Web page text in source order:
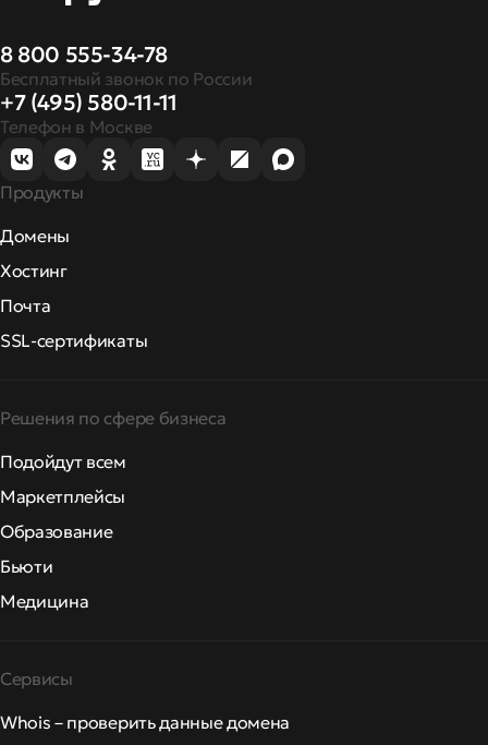
8 800 555-34-78
Бесплатный звонок по России
+7 (495) 580-11-11
Телефон в Москве
Продукты
Домены
Хостинг
Почта
SSL-сертификаты
Решения по сфере бизнеса
Подойдут всем
Маркетплейсы
Образование
Бьюти
Медицина
Сервисы
Whois – проверить данные домена